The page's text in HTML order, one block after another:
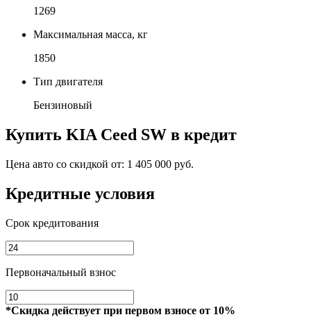
1269
Максимальная масса, кг
1850
Тип двигателя
Бензиновый
Купить KIA Ceed SW в кредит
Цена авто со скидкой от: 1 405 000 руб.
Кредитные условия
Срок кредитования
Первоначальный взнос
*Скидка действует при первом взносе от 10%